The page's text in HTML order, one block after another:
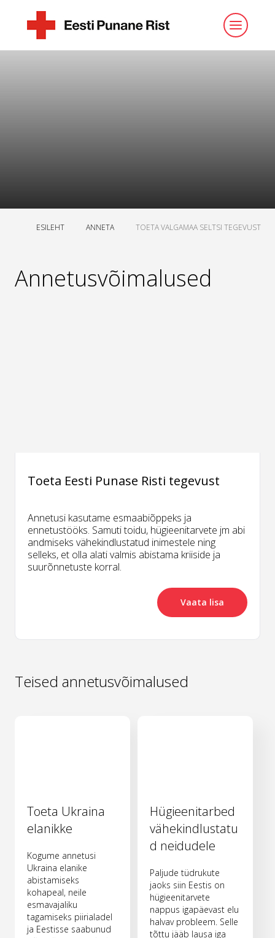
ESILEHT ANNETA TOETA VALGAMAA SELTSI TEGEVUST
Annetusvõimalused
Toeta Eesti Punase Risti tegevust
Annetusi kasutame esmaabiõppeks ja
ennetustööks. Samuti toidu, hügieenitarvete jm abi
andmiseks vähekindlustatud inimestele ning
selleks, et olla alati valmis abistama kriiside ja
suurõnnetuste korral.
Vaata lisa
Teised annetusvõimalused
Toeta Ukraina
elanikke
Kogume annetusi
Ukraina elanike
abistamiseks
kohapeal, neile
esmavajaliku
tagamiseks piirialadel
ja Eestisse saabunud
Hügieenitarbed
vähekindlustatu
d neidudele
Paljude tüdrukute
jaoks siin Eestis on
hügieenitarvete
nappus igapäevast elu
halvav probleem. Selle
tõttu jääb lausa iga